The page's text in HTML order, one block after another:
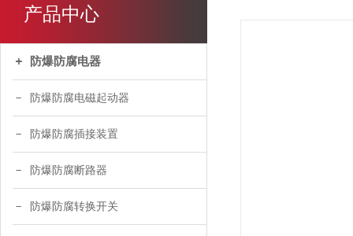
产品中心
防爆防腐电器
防爆防腐电磁起动器
防爆防腐插接装置
防爆防腐断路器
防爆防腐转换开关